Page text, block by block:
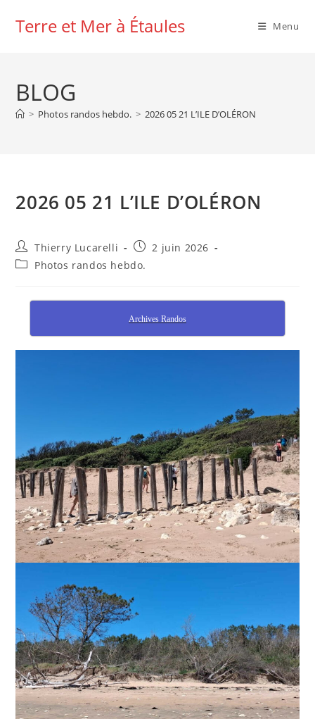
Terre et Mer à Étaules Menu
BLOG
> Photos randos hebdo. > 2026 05 21 L’ILE D’OLÉRON
2026 05 21 L’ILE D’OLÉRON
Auteur/autrice
de
la
Thierry Lucarelli
Publication
publiée :
2 juin 2026
PostPhotos randos hebdo.
Archives Randos